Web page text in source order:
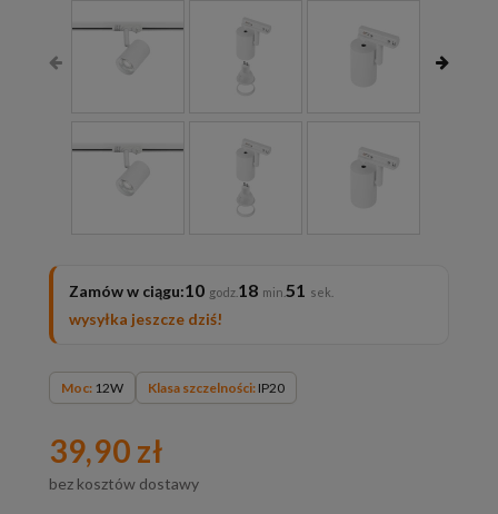
Zamów w ciągu:10 18 49
wysyłka jeszcze dziś!
Moc: 12W Klasa szczelności: IP20
39,90 zł
bez kosztów dostawy